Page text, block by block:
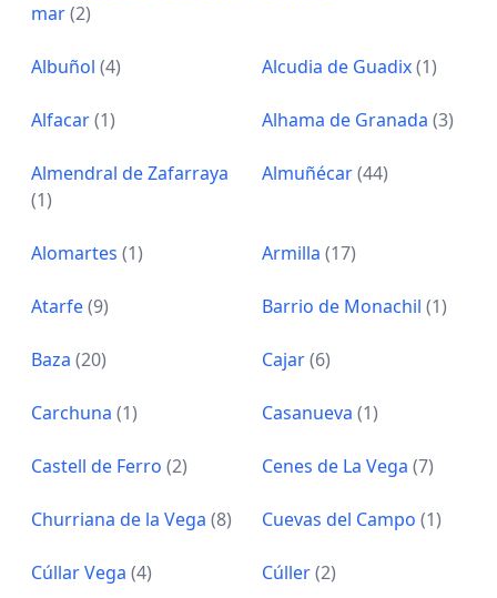
mar(2)
Albuñol (4) Alcudia de Guadix(1)
Alfacar(1) Alhama de Granada (3)
Almendral de Zafarraya
(1)
Almuñécar(44)
Alomartes (1) Armilla (17)
Atarfe(9) Barrio de Monachil (1)
Baza (20) Cajar(6)
Carchuna (1) Casanueva (1)
Castell de Ferro (2) Cenes de La Vega (7)
Churriana de la Vega (8) Cuevas del Campo (1)
Cúllar Vega (4) Cúller(2)